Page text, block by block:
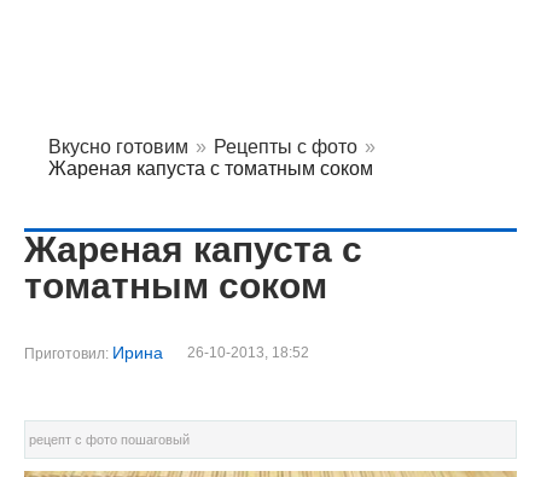
Вкусно готовим » Рецепты с фото »
Жареная капуста с томатным соком
Жареная капуста с
томатным соком
Приготовил: Ирина 26-10-2013, 18:52
рецепт с фото пошаговый